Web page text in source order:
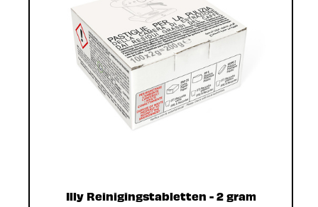
Illy Reinigingstabletten - 2 gram